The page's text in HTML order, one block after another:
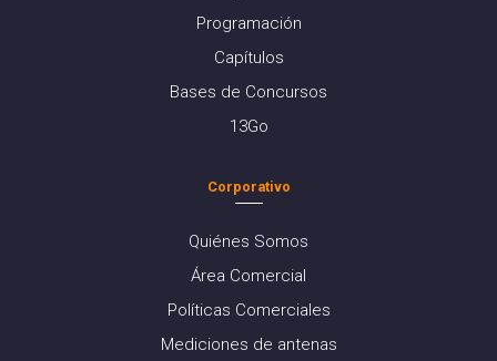
Programación
Capítulos
Bases de Concursos
13Go
Corporativo
Quiénes Somos
Área Comercial
Políticas Comerciales
Mediciones de antenas